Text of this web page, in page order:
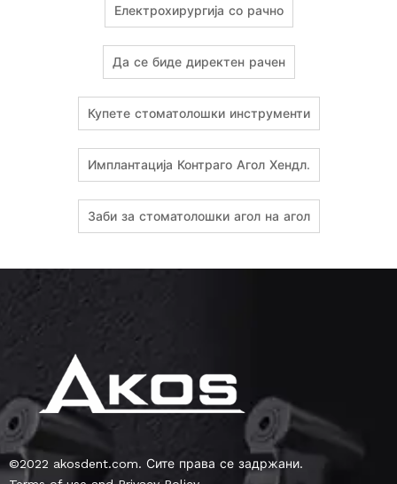
Електрохирургија со рачно
Да се ​​биде директен рачен
Купете стоматолошки инструменти
Имплантација Контраго Агол Хендл.
Заби за стоматолошки агол на агол
©2022 akosdent.com. Сите права се задржани.